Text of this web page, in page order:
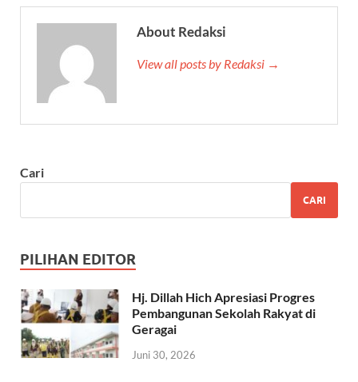
About Redaksi
View all posts by Redaksi →
Cari
CARI
PILIHAN EDITOR
Hj. Dillah Hich Apresiasi Progres
Pembangunan Sekolah Rakyat di
Geragai
Juni 30, 2026